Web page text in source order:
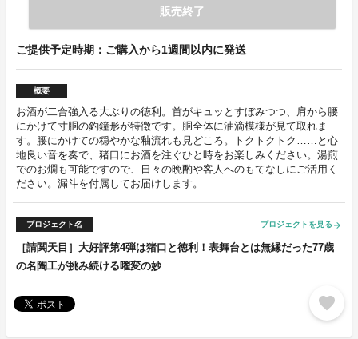
販売終了
ご提供予定時期：ご購入から1週間以内に発送
概要
お酒が二合強入る大ぶりの徳利。首がキュッとすぼみつつ、肩から腰
にかけて寸胴の釣鐘形が特徴です。胴全体に油滴模様が見て取れま
す。腰にかけての穏やかな釉流れも見どころ。トクトクトク……と心
地良い音を奏で、猪口にお酒を注ぐひと時をお楽しみください。湯煎
でのお燗も可能ですので、日々の晩酌や客人へのもてなしにご活用く
ださい。漏斗を付属してお届けします。
プロジェクト名 プロジェクトを見る arrow_forward
［請関天目］大好評第4弾は猪口と徳利！表舞台とは無縁だった77歳
の名陶工が挑み続ける曜変の妙
favorite